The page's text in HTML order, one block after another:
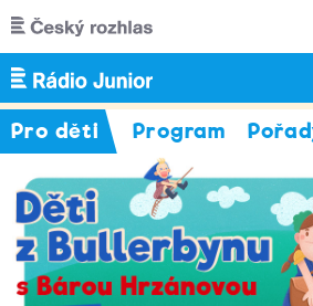
Přejít k hlavnímu obsahu
Pro děti Program